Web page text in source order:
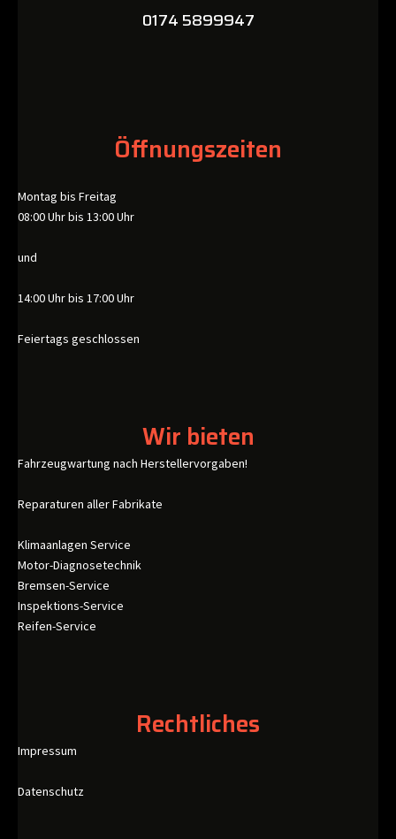
0174 5899947
Öffnungszeiten
Montag bis Freitag
08:00 Uhr bis 13:00 Uhr
und
14:00 Uhr bis 17:00 Uhr
Feiertags geschlossen
Wir bieten
Fahrzeugwartung nach Herstellervorgaben!
Reparaturen aller Fabrikate
Klimaanlagen Service
Motor-Diagnosetechnik
Bremsen-Service
Inspektions-Service
Reifen-Service
Rechtliches
Impressum
Datenschutz